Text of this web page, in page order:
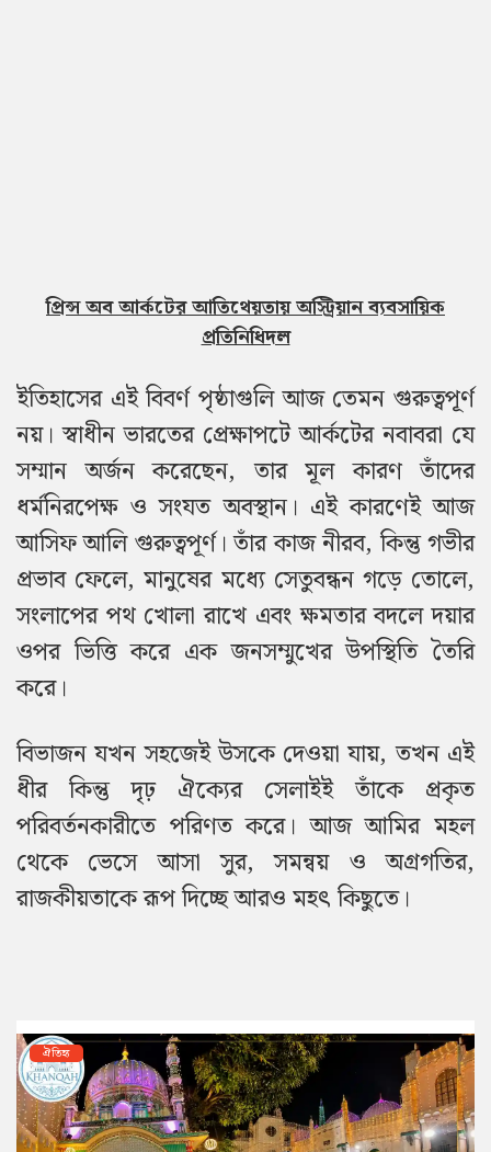
প্রিন্স অব আর্কটের আতিথেয়তায় অস্ট্রিয়ান ব্যবসায়িক
প্রতিনিধিদল
ইতিহাসের এই বিবর্ণ পৃষ্ঠাগুলি আজ তেমন গুরুত্বপূর্ণ
নয়। স্বাধীন ভারতের প্রেক্ষাপটে আর্কটের নবাবরা যে
সম্মান অর্জন করেছেন, তার মূল কারণ তাঁদের
ধর্মনিরপেক্ষ ও সংযত অবস্থান। এই কারণেই আজ
আসিফ আলি গুরুত্বপূর্ণ। তাঁর কাজ নীরব, কিন্তু গভীর
প্রভাব ফেলে, মানুষের মধ্যে সেতুবন্ধন গড়ে তোলে,
সংলাপের পথ খোলা রাখে এবং ক্ষমতার বদলে দয়ার
ওপর ভিত্তি করে এক জনসম্মুখের উপস্থিতি তৈরি
করে।
বিভাজন যখন সহজেই উসকে দেওয়া যায়, তখন এই
ধীর কিন্তু দৃঢ় ঐক্যের সেলাইই তাঁকে প্রকৃত
পরিবর্তনকারীতে পরিণত করে।আজ আমির মহল
থেকে ভেসে আসা সুর, সমন্বয় ও অগ্রগতির,
রাজকীয়তাকে রূপ দিচ্ছে আরও মহৎ কিছুতে।
ঐতিহ্য